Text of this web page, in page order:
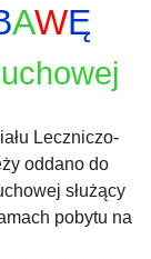
AWĘ
Leczniczo-
oddano do
służący
pobytu na